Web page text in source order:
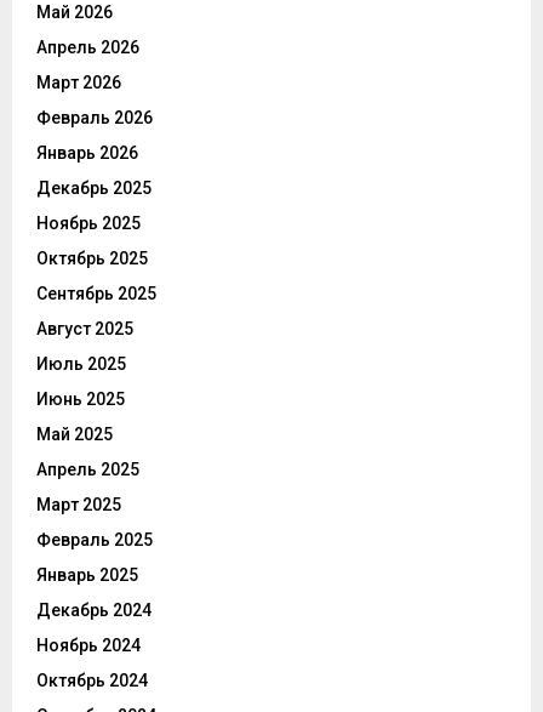
Май 2026
Апрель 2026
Март 2026
Февраль 2026
Январь 2026
Декабрь 2025
Ноябрь 2025
Октябрь 2025
Сентябрь 2025
Август 2025
Июль 2025
Июнь 2025
Май 2025
Апрель 2025
Март 2025
Февраль 2025
Январь 2025
Декабрь 2024
Ноябрь 2024
Октябрь 2024